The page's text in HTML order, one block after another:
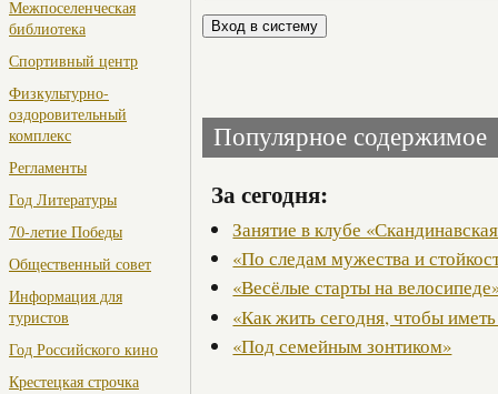
Межпоселенческая
библиотека
Спортивный центр
Физкультурно-
оздоровительный
комплекс
Регламенты
Год Литературы
70-летие Победы
Общественный совет
Информация для
туристов
Год Российского кино
Крестецкая строчка
Популярное содержимое
За сегодня:
Занятие в клубе
«По следам мужества и
«Весёлые старты на
«Как жить сегодня, чтобы
«Под семейным зонтиком»